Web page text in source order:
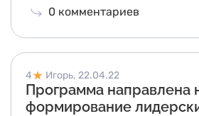
0 комментариев
4 22.04.22
Игорь,
Программа направлена
формирование